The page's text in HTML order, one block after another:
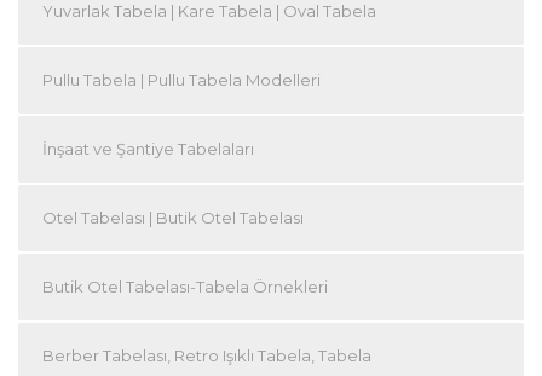
Yuvarlak Tabela | Kare Tabela | Oval Tabela
Pullu Tabela | Pullu Tabela Modelleri
İnşaat ve Şantiye Tabelaları
Otel Tabelası | Butik Otel Tabelası
Butik Otel Tabelası-Tabela Örnekleri
Berber Tabelası, Retro Işıklı Tabela, Tabela